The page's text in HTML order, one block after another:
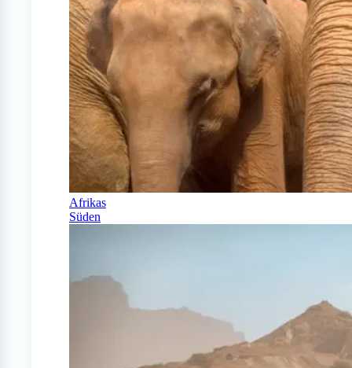
Afrikas
Süden